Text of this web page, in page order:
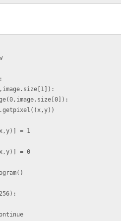
= 1
= 0